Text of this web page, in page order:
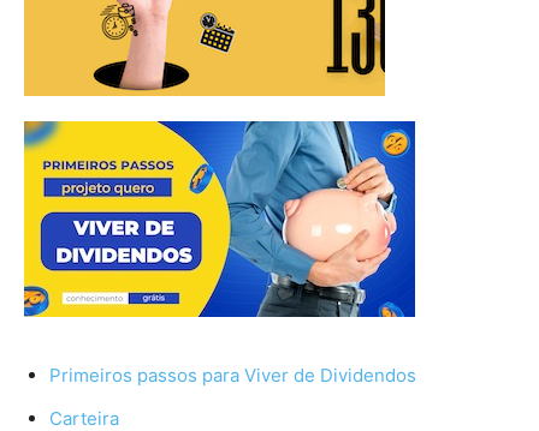
Primeiros passos para Viver de Dividendos
Carteira